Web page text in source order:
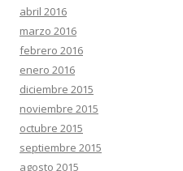
abril 2016
marzo 2016
febrero 2016
enero 2016
diciembre 2015
noviembre 2015
octubre 2015
septiembre 2015
agosto 2015